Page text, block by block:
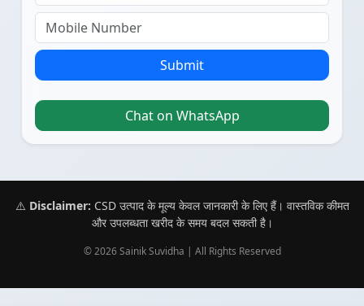
Submit
Chat on WhatsApp
⚠️ Disclaimer: CSD उत्पाद के मूल्य केवल जानकारी के लिए हैं। वास्तविक कीमत
और उपलब्धता खरीद के समय बदल सकती है।
© 2026 Sainik Suvidha | All Rights Reserved